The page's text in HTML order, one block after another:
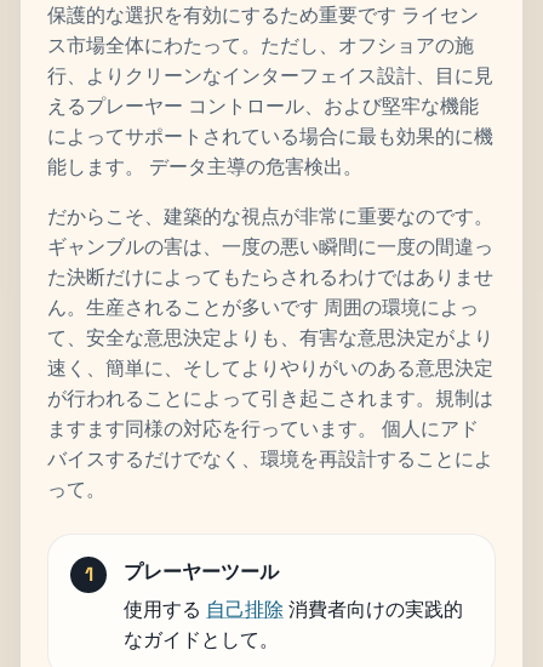
保護的な選択を有効にするため重要です ライセン
ス市場全体にわたって。ただし、オフショアの施
行、よりクリーンなインターフェイス設計、目に見
えるプレーヤー コントロール、および堅牢な機能
によってサポートされている場合に最も効果的に機
能します。 データ主導の危害検出。
だからこそ、建築的な視点が非常に重要なのです。
ギャンブルの害は、一度の悪い瞬間に一度の間違っ
た決断だけによってもたらされるわけではありませ
ん。生産されることが多いです 周囲の環境によっ
て、安全な意思決定よりも、有害な意思決定がより
速く、簡単に、そしてよりやりがいのある意思決定
が行われることによって引き起こされます。規制は
ますます同様の対応を行っています。 個人にアド
バイスするだけでなく、環境を再設計することによ
って。
プレーヤーツール
使用する 自己排除 消費者向けの実践的
なガイドとして。